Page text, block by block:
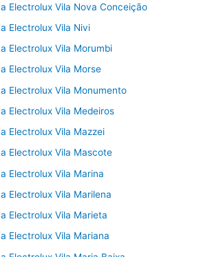
Electrolux Vila Nova Conceição
Electrolux Vila Nivi
Electrolux Vila Morumbi
Electrolux Vila Morse
Electrolux Vila Monumento
Electrolux Vila Medeiros
Electrolux Vila Mazzei
Electrolux Vila Mascote
Electrolux Vila Marina
Electrolux Vila Marilena
Electrolux Vila Marieta
Electrolux Vila Mariana